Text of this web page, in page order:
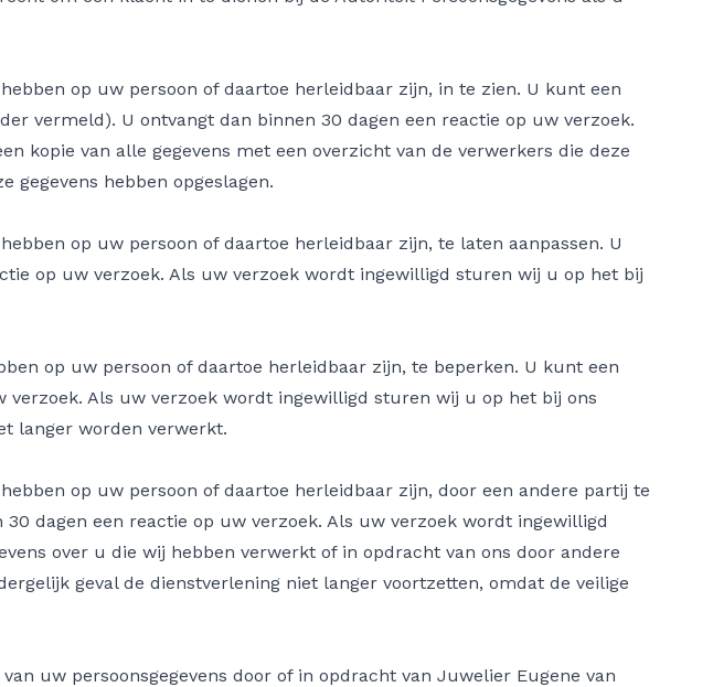
op uw persoon of daartoe herleidbaar zijn, in te zien. U kunt een
vermeld). U ontvangt dan binnen 30 dagen een reactie op uw verzoek.
kopie van alle gegevens met een overzicht van de verwerkers die deze
gegevens hebben opgeslagen.
op uw persoon of daartoe herleidbaar zijn, te laten aanpassen. U
op uw verzoek. Als uw verzoek wordt ingewilligd sturen wij u op het bij
op uw persoon of daartoe herleidbaar zijn, te beperken. U kunt een
Als uw verzoek wordt ingewilligd sturen wij u op het bij ons
langer worden verwerkt.
op uw persoon of daartoe herleidbaar zijn, door een andere partij te
dagen een reactie op uw verzoek. Als uw verzoek wordt ingewilligd
over u die wij hebben verwerkt of in opdracht van ons door andere
geval de dienstverlening niet langer voortzetten, omdat de veilige
uw persoonsgegevens door of in opdracht van Juwelier Eugene van